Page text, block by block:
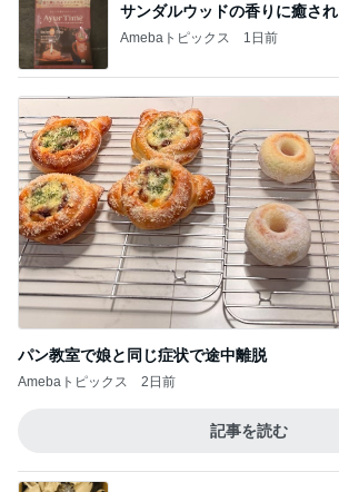
サンダルウッドの香りに癒さ
Amebaトピックス 1日前
パン教室で娘と同じ症状で途中離脱
Amebaトピックス 2日前
記事を読む